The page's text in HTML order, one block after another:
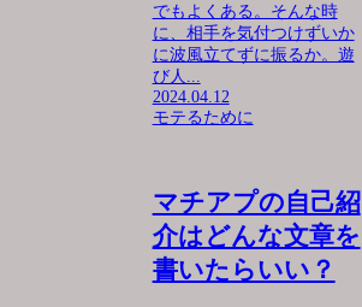
でもよくある。そんな時
に、相手を気付つけずいか
に波風立てずに振るか。遊
び人...
2024.04.12
モテるために
マチアプの自己紹
介はどんな文章を
書いたらいい？